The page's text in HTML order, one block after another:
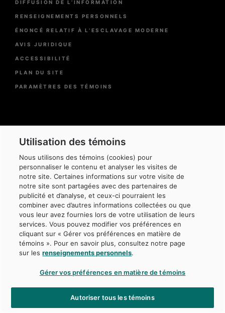
Menu
de
DIFFUSION DE L’INFORMATION
RENSEIGNEMENTS PERSONNELS
ÉNONCÉ RELATIF À L’ESCLAVAGE MODERNE
AVIS JURIDIQUE
ACCESSIBILITÉ
PLAN DU SITE
PARAMÈTRES DES TÉMOINS
Montréal
Québec
Toronto
Londres
New York
Utilisation des témoins
Nous utilisons des témoins (cookies) pour
personnaliser le contenu et analyser les visites de
notre site. Certaines informations sur votre visite de
notre site sont partagées avec des partenaires de
publicité et d’analyse, et ceux-ci pourraient les
combiner avec d’autres informations collectées ou que
vous leur avez fournies lors de votre utilisation de leurs
services. Vous pouvez modifier vos préférences en
cliquant sur « Gérer vos préférences en matière de
témoins ». Pour en savoir plus, consultez notre page
sur lesrenseignements personnels.
Gérer vos préférences en matière de témoins
Autoriser tous les témoins